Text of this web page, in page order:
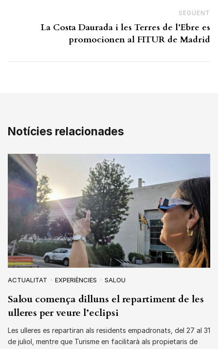
SEGÜENT
La Costa Daurada i les Terres de l’Ebre es
promocionen al FITUR de Madrid
Notícies relacionades
ACTUALITAT EXPERIÈNCIES SALOU
Salou comença dilluns el repartiment de les
ulleres per veure l’eclipsi
Les ulleres es repartiran als residents empadronats, del 27 al 31
de juliol, mentre que Turisme en facilitarà als propietaris de